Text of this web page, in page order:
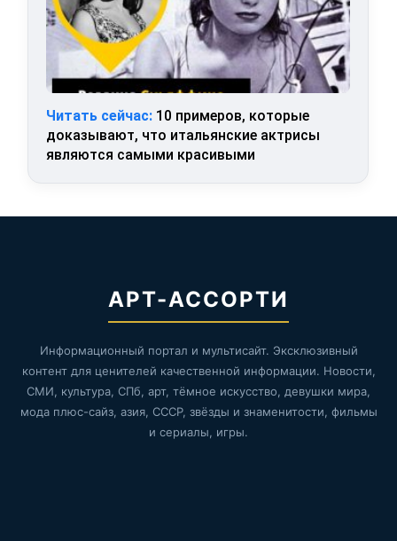
Читать сейчас: 10 примеров, которые
доказывают, что итальянские актрисы
являются самыми красивыми
АРТ-АССОРТИ
Информационный портал и мультисайт. Эксклюзивный
контент для ценителей качественной информации. Новости,
СМИ, культура, СПб, арт, тёмное искусство, девушки мира,
мода плюс-сайз, азия, СССР, звёзды и знаменитости, фильмы
и сериалы, игры.